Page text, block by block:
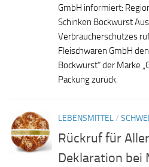
GmbH informiert:
Schinken Bockwurst
Verbraucherschutzes
Fleischwaren GmbH
Bockwurst“ der Marke
Packung zurück.
LEBENSMITTEL/
Rückruf für
Deklaration bei